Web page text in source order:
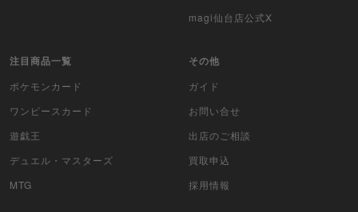
magi仙台店公式X
注目商品一覧
ポケモンカード
ワンピースカード
遊戯王
デュエル・マスターズ
MTG
その他
ガイド
お問い合せ
出店のご相談
買取申込
採用情報